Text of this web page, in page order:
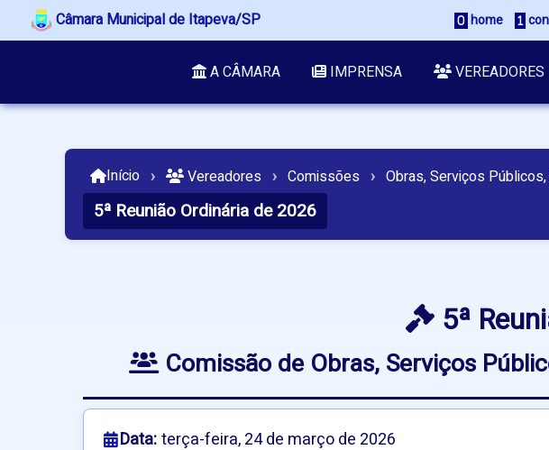
Câmara Municipal de Itapeva/SP home
A CÂMARA IMPRENSA VEREADORES
Início › Vereadores › Comissões › Obras, Serviços
5ª Reunião Ordinária de 2026
5ª
Comissão de Obras, Serviços
Data:terça-feira, 24 de março de 2026